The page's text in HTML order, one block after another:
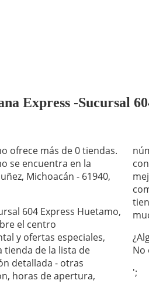
Express -Sucursal
ofrece más de 0 tiendas.
se encuentra en la
Michoacán - 61940,
604 Express Huetamo,
el centro
y ofertas especiales,
tienda de la lista de
detallada - otras
horas de apertura,
No
';